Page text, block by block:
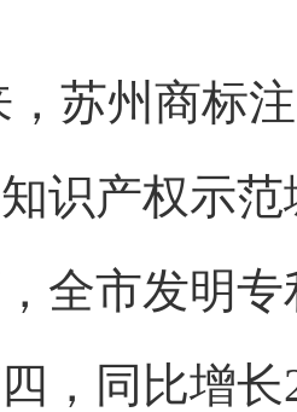
苏州商标
知识产权示范
全市发明
，同比增